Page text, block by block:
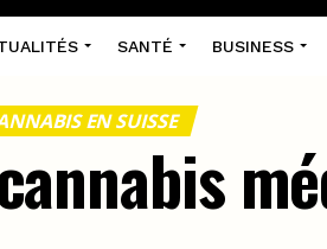
SANTÉ BUSINESS
EN SUISSE